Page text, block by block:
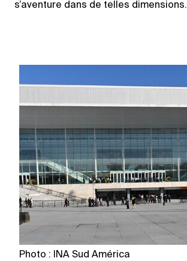
s’aventure dans de telles dimensions.
Photo : INA Sud América